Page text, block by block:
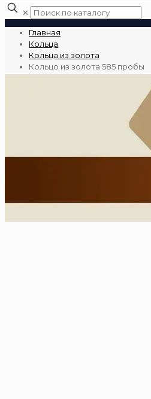
✕
Главная
Кольца
Кольца из золота
Кольцо из золота 585 пробы